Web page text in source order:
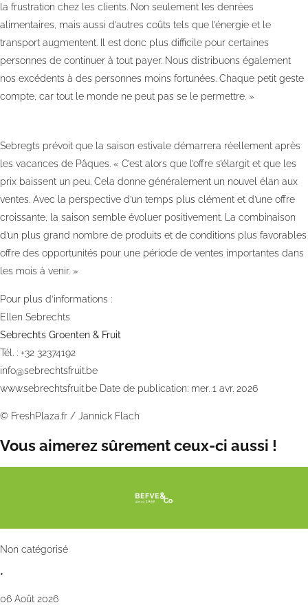
la frustration chez les clients. Non seulement les denrées
alimentaires, mais aussi d’autres coûts tels que l’énergie et le
transport augmentent. Il est donc plus difficile pour certaines
personnes de continuer à tout payer. Nous distribuons également
nos excédents à des personnes moins fortunées. Chaque petit geste
compte, car tout le monde ne peut pas se le permettre. »
Sebregts prévoit que la saison estivale démarrera réellement après
les vacances de Pâques. « C’est alors que l’offre s’élargit et que les
prix baissent un peu. Cela donne généralement un nouvel élan aux
ventes. Avec la perspective d’un temps plus clément et d’une offre
croissante, la saison semble évoluer positivement. La combinaison
d’un plus grand nombre de produits et de conditions plus favorables
offre des opportunités pour une période de ventes importantes dans
les mois à venir. »
Pour plus d’informations :
Ellen Sebrechts
Sebrechts Groenten & Fruit
Tél. : +32 32374192
info@sebrechtsfruit.be
www.sebrechtsfruit.be Date de publication: mer. 1 avr. 2026
© FreshPlaza.fr / Jannick Flach
Vous aimerez sûrement ceux-ci aussi !
Non catégorisé
•
06 Août 2026